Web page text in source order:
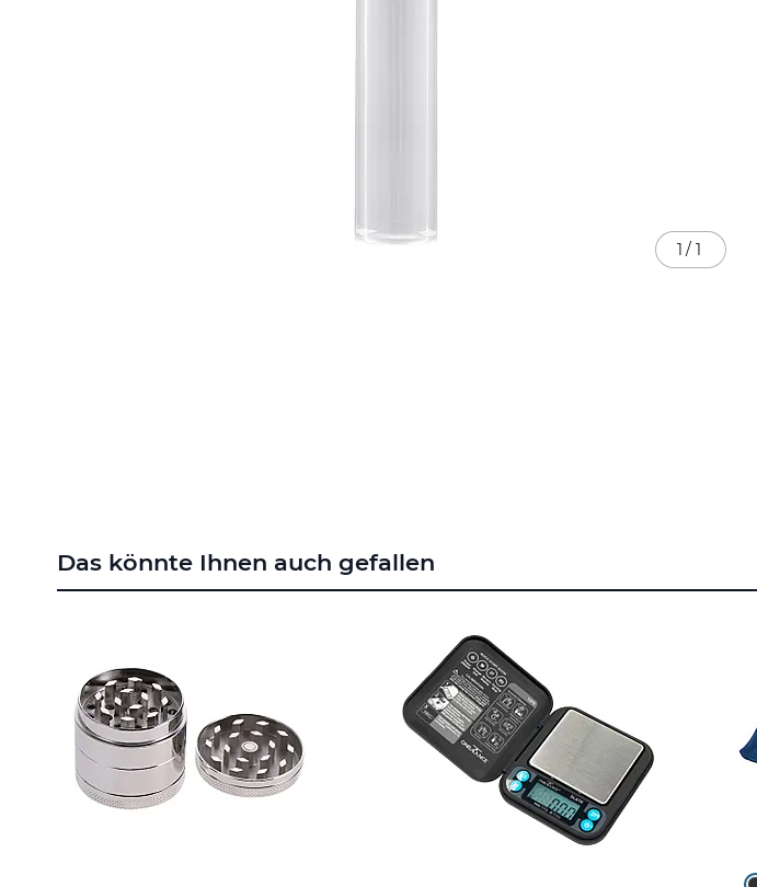
1 / 1
der
Bildgalerie
Das könnte Ihnen auch gefallen